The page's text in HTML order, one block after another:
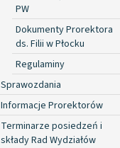
PW
Dokumenty Prorektora
ds. Filii w Płocku
Regulaminy
Sprawozdania
Informacje Prorektorów
Terminarze posiedzeń i
składy Rad Wydziałów